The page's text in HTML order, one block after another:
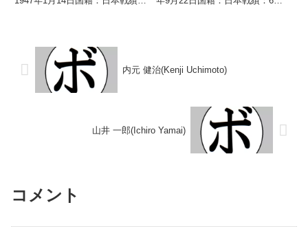
カ)197...
内元 健治(Kenji Uchimoto)
山井 一郎(Ichiro Yamai)
コメント